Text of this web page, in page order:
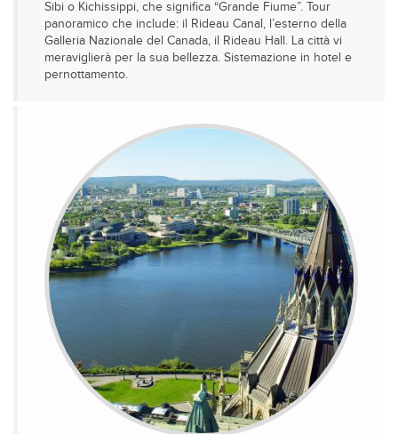
Sibi o Kichissippi, che significa “Grande Fiume”. Tour
panoramico che include: il Rideau Canal, l’esterno della
Galleria Nazionale del Canada, il Rideau Hall. La città vi
meraviglierà per la sua bellezza. Sistemazione in hotel e
pernottamento.